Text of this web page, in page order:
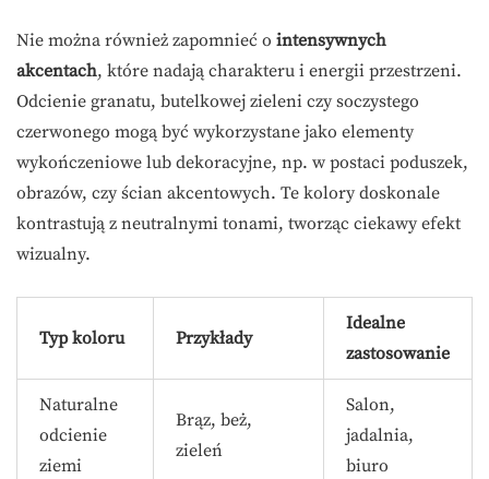
Nie można również zapomnieć o intensywnych
akcentach, które nadają charakteru i energii przestrzeni.
Odcienie granatu, butelkowej zieleni czy soczystego
czerwonego mogą być wykorzystane jako elementy
wykończeniowe lub dekoracyjne, np. w postaci poduszek,
obrazów, czy ścian akcentowych. Te kolory doskonale
kontrastują z neutralnymi tonami, tworząc ciekawy efekt
wizualny.
Typ koloru Przykłady
Idealne
zastosowanie
Naturalne
odcienie
ziemi
Brąz, beż,
zieleń
Salon,
jadalnia,
biuro